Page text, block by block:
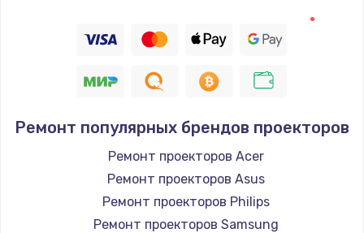
880 руб.
Программный ремонт/прошивка
390 руб.
Заказать
Ремонт популярных брендов проекторов
Ремонт проекторов Acer
Ремонт проекторов Asus
Ремонт проекторов Philips
Ремонт проекторов Samsung